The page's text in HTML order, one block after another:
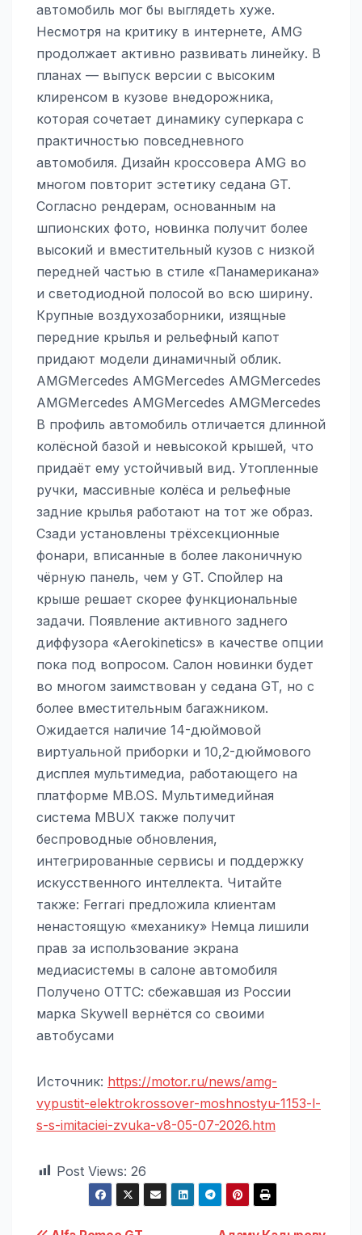
автомобиль мог бы выглядеть хуже.
Несмотря на критику в интернете, AMG
продолжает активно развивать линейку. В
планах — выпуск версии с высоким
клиренсом в кузове внедорожника,
которая сочетает динамику суперкара с
практичностью повседневного
автомобиля. Дизайн кроссовера AMG во
многом повторит эстетику седана GT.
Согласно рендерам, основанным на
шпионских фото, новинка получит более
высокий и вместительный кузов с низкой
передней частью в стиле «Панамерикана»
и светодиодной полосой во всю ширину.
Крупные воздухозаборники, изящные
передние крылья и рельефный капот
придают модели динамичный облик.
AMGMercedes AMGMercedes AMGMercedes
AMGMercedes AMGMercedes AMGMercedes
В профиль автомобиль отличается длинной
колёсной базой и невысокой крышей, что
придаёт ему устойчивый вид. Утопленные
ручки, массивные колёса и рельефные
задние крылья работают на тот же образ.
Сзади установлены трёхсекционные
фонари, вписанные в более лаконичную
чёрную панель, чем у GT. Спойлер на
крыше решает скорее функциональные
задачи. Появление активного заднего
диффузора «Aerokinetics» в качестве опции
пока под вопросом. Салон новинки будет
во многом заимствован у седана GT, но с
более вместительным багажником.
Ожидается наличие 14-дюймовой
виртуальной приборки и 10,2-дюймового
дисплея мультимедиа, работающего на
платформе MB.OS. Мультимедийная
система MBUX также получит
беспроводные обновления,
интегрированные сервисы и поддержку
искусственного интеллекта. Читайте
также: Ferrari предложила клиентам
ненастоящую «механику» Немца лишили
прав за использование экрана
медиасистемы в салоне автомобиля
Получено ОТТС: сбежавшая из России
марка Skywell вернётся со своими
автобусами
Источник: https://motor.ru/news/amg-
vypustit-elektrokrossover-moshnostyu-1153-l-
s-s-imitaciei-zvuka-v8-05-07-2026.htm
Post Views: 26